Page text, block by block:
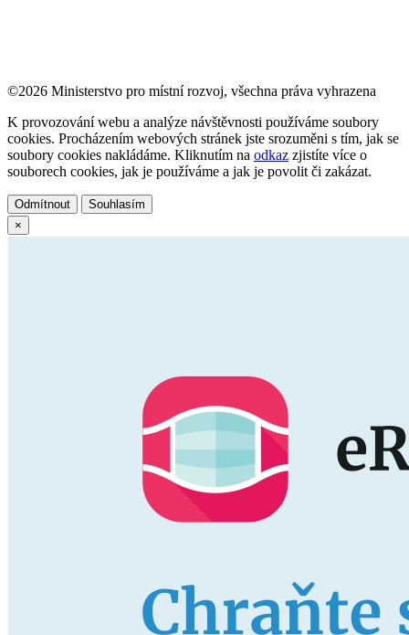
©2026 Ministerstvo pro místní rozvoj, všechna práva vyhrazena
K provozování webu a analýze návštěvnosti používáme soubory
cookies. Procházením webových stránek jste srozuměni s tím, jak se
soubory cookies nakládáme. Kliknutím na odkaz zjistíte více o
souborech cookies, jak je používáme a jak je povolit či zakázat.
Odmítnout
Souhlasím
×